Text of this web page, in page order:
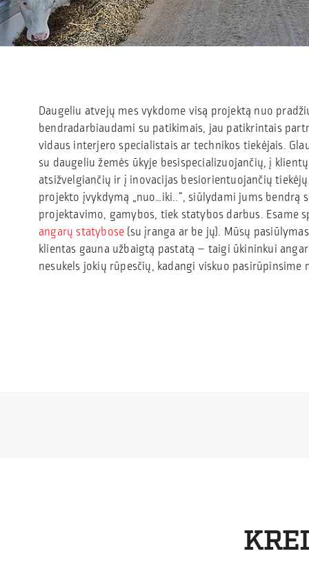
Daugeliu atvejų mes vykdome visą projektą nuo
bendradarbiaudami su patikimais, jau patikrintais
vidaus interjero specialistais ar technikos tiekėjais.
su daugeliu žemės ūkyje besispecializuojančių, į
atsižvelgiančių ir į inovacijas besiorientuojančių
projekto įvykdymą „nuo…iki..“, siūlydami jums bendrą
projektavimo, gamybos, tiek statybos darbus. Esame
angarų statybose (su įranga ar be jų). Mūsų
klientas gauna užbaigtą pastatą – taigi ūkininkui
nesukels jokių rūpesčių, kadangi viskuo pasirūpinsime